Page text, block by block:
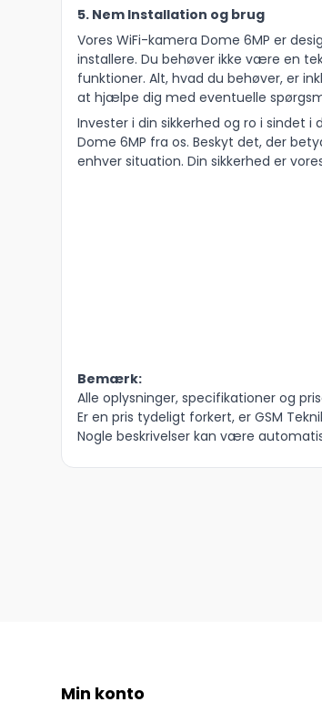
5. Nem Installation og brug
Vores WiFi-kamera Dome 6MP er
installere. Du behøver ikke være en
funktioner. Alt, hvad du behøver, er
at hjælpe dig med eventuelle
Invester i din sikkerhed og ro i sindet
Dome 6MP fra os. Beskyt det, der
enhver situation. Din sikkerhed er
Bemærk:
Alle oplysninger, specifikationer og
Er en pris tydeligt forkert, er GSM
Nogle beskrivelser kan være
Min konto